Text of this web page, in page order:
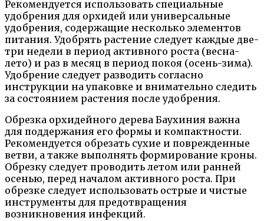
Рекомендуется использовать специальные
удобрения для орхидей или универсальные
удобрения, содержащие несколько элементов
питания. Удобрять растение следует каждые две-
три недели в период активного роста (весна-
лето) и раз в месяц в период покоя (осень-зима).
Удобрение следует разводить согласно
инструкции на упаковке и внимательно следить
за состоянием растения после удобрения.
Обрезка орхидейного дерева Баухиния важна
для поддержания его формы и компактности.
Рекомендуется обрезать сухие и поврежденные
ветви, а также выполнять формирование кроны.
Обрезку следует проводить летом или ранней
осенью, перед началом активного роста. При
обрезке следует использовать острые и чистые
инструменты для предотвращения
возникновения инфекций.